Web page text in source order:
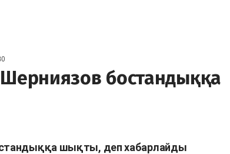
бостандыққа
шықты, деп хабарлайды